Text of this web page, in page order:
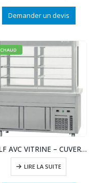
Demander un devis
CHAUD
SELF AVC VITRINE – CUVERESERVE REFRIGERE
LIRE LA SUITE